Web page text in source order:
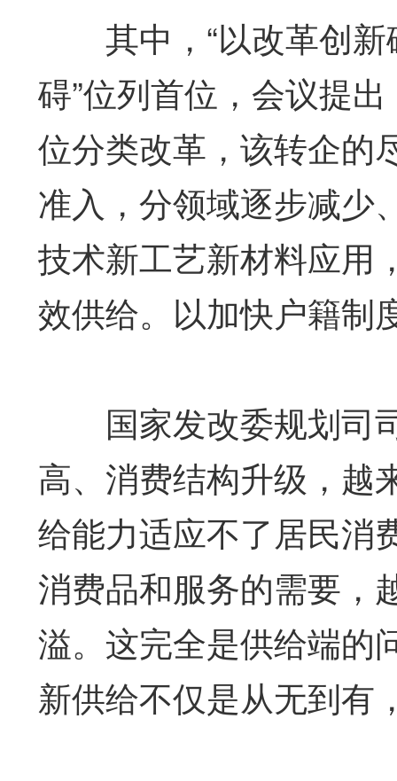
其中，“以改革创新
碍”位列首位，会议提
位分类改革，该转企的
准入，分领域逐步减少
技术新工艺新材料应用
效供给。以加快户籍制
国家发改委规划司
高、消费结构升级，越
给能力适应不了居民消
消费品和服务的需要，
溢。这完全是供给端的
新供给不仅是从无到有